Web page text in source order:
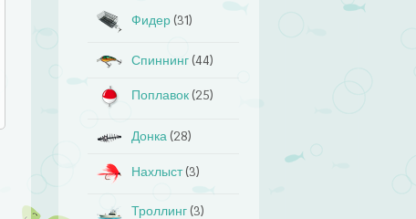
Фидер (31)
Спиннинг (44)
Поплавок (25)
Донка (28)
Нахлыст(3)
Троллинг (3)